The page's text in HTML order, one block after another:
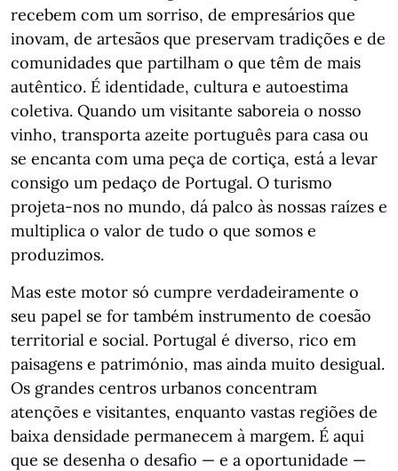
recebem com um sorriso, de empresários que
inovam, de artesãos que preservam tradições e de
comunidades que partilham o que têm de mais
autêntico. É identidade, cultura e autoestima
coletiva. Quando um visitante saboreia o nosso
vinho, transporta azeite português para casa ou
se encanta com uma peça de cortiça, está a levar
consigo um pedaço de Portugal. O turismo
projeta-nos no mundo, dá palco às nossas raízes e
multiplica o valor de tudo o que somos e
produzimos.
Mas este motor só cumpre verdadeiramente o
seu papel se for também instrumento de coesão
territorial e social. Portugal é diverso, rico em
paisagens e património, mas ainda muito desigual.
Os grandes centros urbanos concentram
atenções e visitantes, enquanto vastas regiões de
baixa densidade permanecem à margem. É aqui
que se desenha o desafio — e a oportunidade —